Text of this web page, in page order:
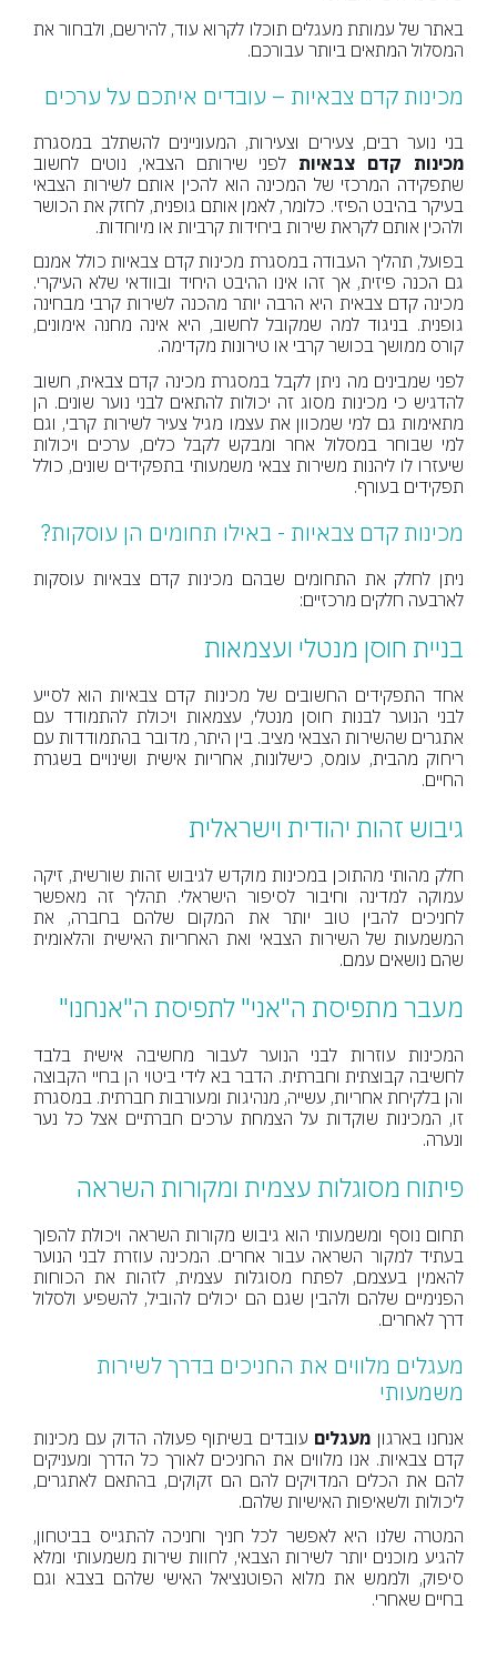
באתר של עמותת מעגלים תוכלו לקרוא עוד, להירשם, ולבחור את
המסלול המתאים ביותר עבורכם.
מכינות קדם צבאיות – עובדים איתכם על ערכים
בני נוער רבים, צעירים וצעירות, המעוניינים להשתלב במסגרת
מכינות קדם צבאיות לפני שירותם הצבאי, נוטים לחשוב
שתפקידה המרכזי של המכינה הוא להכין אותם לשירות הצבאי
בעיקר בהיבט הפיזי. כלומר, לאמן אותם גופנית, לחזק את הכושר
ולהכין אותם לקראת שירות ביחידות קרביות או מיוחדות.
בפועל, תהליך העבודה במסגרת מכינות קדם צבאיות כולל אמנם
גם הכנה פיזית, אך זהו אינו ההיבט היחיד ובוודאי שלא העיקרי.
מכינה קדם צבאית היא הרבה יותר מהכנה לשירות קרבי מבחינה
גופנית. בניגוד למה שמקובל לחשוב, היא אינה מחנה אימונים,
קורס ממושך בכושר קרבי או טירונות מקדימה.
לפני שמבינים מה ניתן לקבל במסגרת מכינה קדם צבאית, חשוב
להדגיש כי מכינות מסוג זה יכולות להתאים לבני נוער שונים. הן
מתאימות גם למי שמכוון את עצמו מגיל צעיר לשירות קרבי, וגם
למי שבוחר במסלול אחר ומבקש לקבל כלים, ערכים ויכולות
שיעזרו לו ליהנות משירות צבאי משמעותי בתפקידים שונים, כולל
תפקידים בעורף.
מכינות קדם צבאיות - באילו תחומים הן עוסקות?
ניתן לחלק את התחומים שבהם מכינות קדם צבאיות עוסקות
לארבעה חלקים מרכזיים:
בניית חוסן מנטלי ועצמאות
אחד התפקידים החשובים של מכינות קדם צבאיות הוא לסייע
לבני הנוער לבנות חוסן מנטלי, עצמאות ויכולת להתמודד עם
אתגרים שהשירות הצבאי מציב. בין היתר, מדובר בהתמודדות עם
ריחוק מהבית, עומס, כישלונות, אחריות אישית ושינויים בשגרת
החיים.
גיבוש זהות יהודית וישראלית
חלק מהותי מהתוכן במכינות מוקדש לגיבוש זהות שורשית, זיקה
עמוקה למדינה וחיבור לסיפור הישראלי. תהליך זה מאפשר
לחניכים להבין טוב יותר את המקום שלהם בחברה, את
המשמעות של השירות הצבאי ואת האחריות האישית והלאומית
שהם נושאים עמם.
מעבר מתפיסת ה"אני" לתפיסת ה"אנחנו"
המכינות עוזרות לבני הנוער לעבור מחשיבה אישית בלבד
לחשיבה קבוצתית וחברתית. הדבר בא לידי ביטוי הן בחיי הקבוצה
והן בלקיחת אחריות, עשייה, מנהיגות ומעורבות חברתית. במסגרת
זו, המכינות שוקדות על הצמחת ערכים חברתיים אצל כל נער
ונערה.
פיתוח מסוגלות עצמית ומקורות השראה
תחום נוסף ומשמעותי הוא גיבוש מקורות השראה ויכולת להפוך
בעתיד למקור השראה עבור אחרים. המכינה עוזרת לבני הנוער
להאמין בעצמם, לפתח מסוגלות עצמית, לזהות את הכוחות
הפנימיים שלהם ולהבין שגם הם יכולים להוביל, להשפיע ולסלול
דרך לאחרים.
מעגלים מלווים את החניכים בדרך לשירות
משמעותי
אנחנו בארגון מעגלים עובדים בשיתוף פעולה הדוק עם מכינות
קדם צבאיות. אנו מלווים את החניכים לאורך כל הדרך ומעניקים
להם את הכלים המדויקים להם הם זקוקים, בהתאם לאתגרים,
ליכולות ולשאיפות האישיות שלהם.
המטרה שלנו היא לאפשר לכל חניך וחניכה להתגייס בביטחון,
להגיע מוכנים יותר לשירות הצבאי, לחוות שירות משמעותי ומלא
סיפוק, ולממש את מלוא הפוטנציאל האישי שלהם בצבא וגם
בחיים שאחרי.